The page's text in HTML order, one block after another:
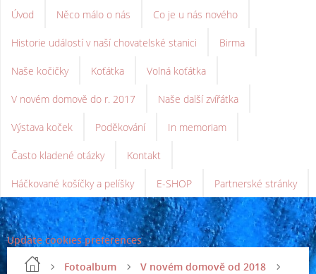
Úvod Něco málo o nás Co je u nás nového
Historie událostí v naší chovatelské stanici Birma
Naše kočičky Koťátka Volná koťátka
V novém domově do r. 2017 Naše další zvířátka
Výstava koček Poděkování In memoriam
Často kladené otázky Kontakt
Háčkované košíčky a pelíšky E-SHOP Partnerské stránky
Update cookies preferences
Fotoalbum
V novém domově od 2018